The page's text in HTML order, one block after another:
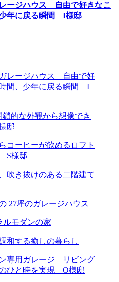
ージハウス 自由で好きなこ
年に戻る瞬間 I様邸